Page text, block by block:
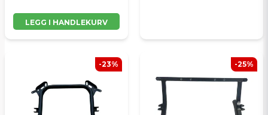
LEGG I HANDLEKURV
-23% -25%